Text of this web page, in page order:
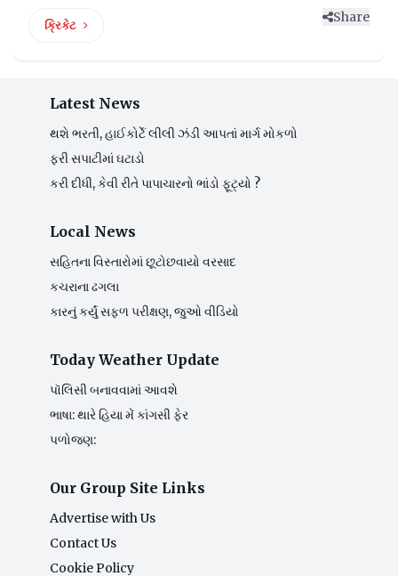
ક્રિકેટ
Share
Latest News
થશે ભરતી, હાઈકોર્ટે લીલી ઝંડી આપતાં માર્ગ મોકળો
ફરી સપાટીમાં ઘટાડો
કરી દીધી, કેવી રીતે પાપાચારનો ભાંડો ફૂટ્યો ?
Local News
સહિતના વિસ્તારોમાં છૂટોછવાયો વરસાદ
કચરાના ઢગલા
કારનું કર્યું સફળ પરીક્ષણ, જુઓ વીડિયો
Today Weather Update
પૉલિસી બનાવવામાં આવશે
ભાષા: થારે હિયા મેં કાંગસી ફેર
પળોજણ:
Our Group Site Links
Advertise with Us
Contact Us
Cookie Policy